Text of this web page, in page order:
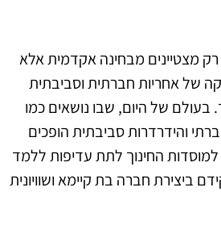
מצטיינים מבחינה אקדמית אלא
של אחריות חברתית וסביבתית
בעולם של היום, שבו נושאים כמו
חברתי והידרדרות סביבתית הופכים
למוסדות החינוך לתת עדיפות ללמד
ביצירת חברה בת קיימא ושוויונית